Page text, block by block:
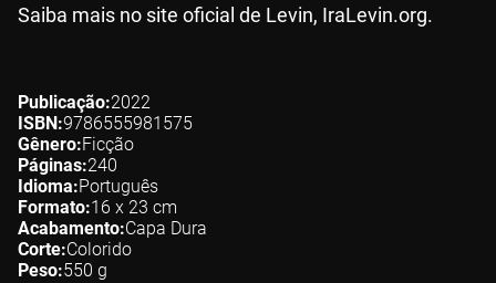
Saiba mais no site oficial de Levin, IraLevin.org.
Publicação 2022
ISBN 9786555981575
Gênero Ficção
Páginas 240
Idioma Português
Formato 16 x 23 cm
Acabamento Capa Dura
Corte Colorido
Peso 550 g